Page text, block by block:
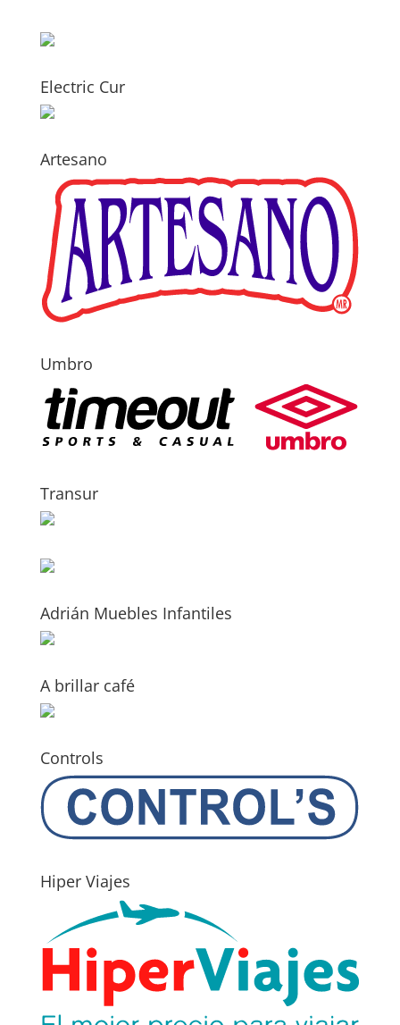
Electric Cur
Artesano
Umbro
Transur
Adrián Muebles Infantiles
A brillar café
Controls
Hiper Viajes